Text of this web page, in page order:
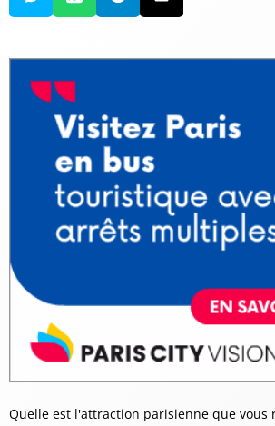
Quelle est l'attraction parisienne que vous